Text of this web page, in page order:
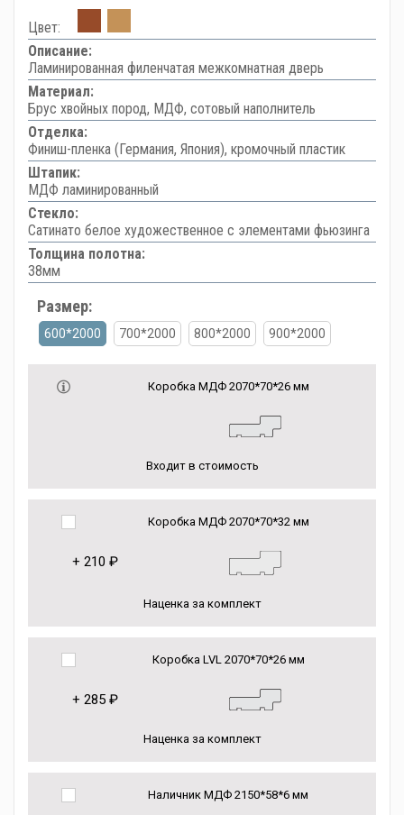
Цвет:
Описание:
Ламинированная филенчатая межкомнатная дверь
Материал:
Брус хвойных пород, МДФ, сотовый наполнитель
Отделка:
Финиш-пленка (Германия, Япония), кромочный пластик
Штапик:
МДФ ламинированный
Стекло:
Сатинато белое художественное с элементами фьюзинга
Толщина полотна:
38мм
Размер:
600*2000 700*2000 800*2000 900*2000
Коробка МДФ 2070*70*26 мм
Входит в стоимость
Коробка МДФ 2070*70*32 мм
+ 210 ₽
Наценка за комплект
Коробка LVL 2070*70*26 мм
+ 285 ₽
Наценка за комплект
Наличник МДФ 2150*58*6 мм